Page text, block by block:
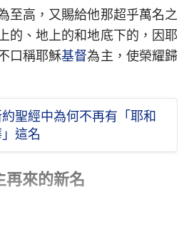
至高，又賜給他那超乎萬名之
的、地上的和地底下的，因耶
口稱耶穌基督為主，使榮耀歸
聖經中為何不再有「耶和
這名
再來的新名